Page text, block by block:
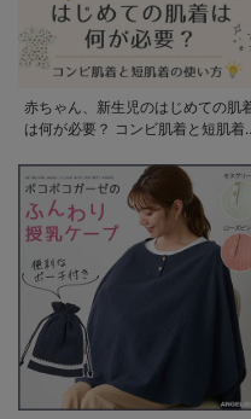
赤ちゃん、新生児のはじめての肌
は何が必要？ コンビ肌着と短肌着